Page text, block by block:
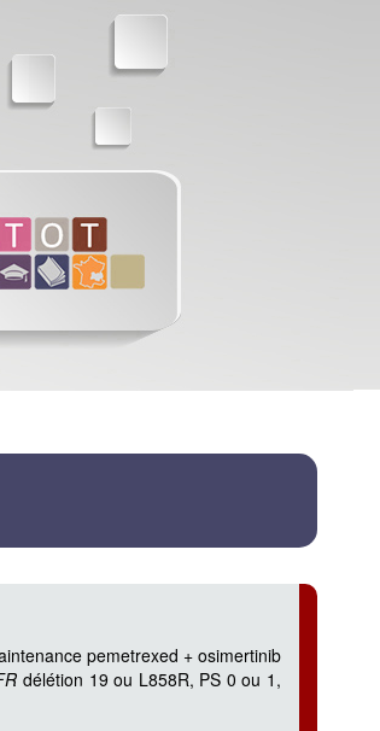
pemetrexed + osimertinib
délétion 19 ou L858R, PS 0 ou 1,